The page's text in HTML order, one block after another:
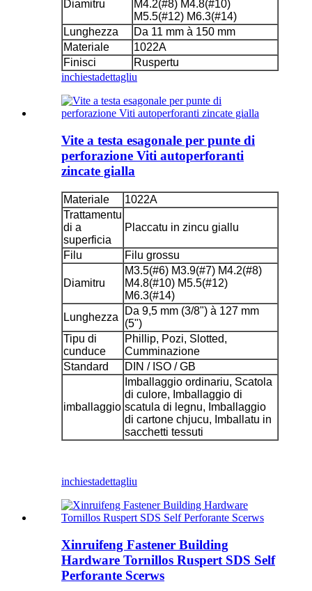
Diamitru
M4.2(#8) M4.8(#10)
M5.5(#12) M6.3(#14)
Lunghezza
Da 11 mm à 150 mm
Materiale
1022A
Finisci
Ruspertu
inchiestadettagliu
Vite a testa esagonale per punte di
perforazione Viti autoperforanti
zincate gialla
Materiale
1022A
Trattamentu
di a
superficia
Placcatu in zincu giallu
Filu Filu grossu
Diamitru
M3.5(#6) M3.9(#7) M4.2(#8)
M4.8(#10) M5.5(#12)
M6.3(#14)
Lunghezza
Da 9,5 mm (3/8") à 127 mm
(5")
Tipu di
cunduce
Phillip, Pozi, Slotted,
Cumminazione
Standard
DIN / ISO / GB
imballaggio
Imballaggio ordinariu, Scatola
di culore, Imballaggio di
scatula di legnu, Imballaggio
di cartone chjucu, Imballatu in
sacchetti tessuti
inchiestadettagliu
Xinruifeng Fastener Building
Hardware Tornillos Ruspert SDS Self
Perforante Scerws